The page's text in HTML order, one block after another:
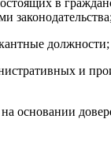
в
должности;
и